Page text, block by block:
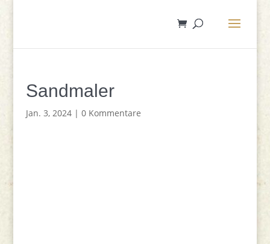
Sandmaler
Jan. 3, 2024| 0 Kommentare